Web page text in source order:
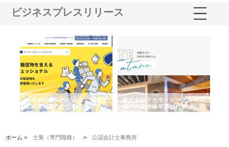
ビジネスプレスリリース
株式会社耕文社が品川で実現す
る販促物製作から配送までワン
ストップ対応
株式会社ナカモトがホテルや店
舗の内装改修で選ばれ続ける理
由
ホーム >士業（専門職種） >公認会計士事務所